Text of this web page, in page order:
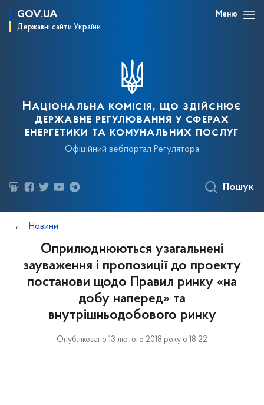
GOV.UA
Державні сайти України
Меню
Національна комісія, що здійснює
державне регулювання у сферах
енергетики та комунальних послуг
Офіційний вебпортал Регулятора
Пошук
Новини
Оприлюднюються узагальнені
зауваження і пропозиції до проекту
постанови щодо Правил ринку «на
добу наперед» та
внутрішньодобового ринку
Опубліковано 13 лютого 2018 року о 18:22